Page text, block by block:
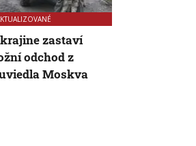
zastaví
odchod z
Moskva